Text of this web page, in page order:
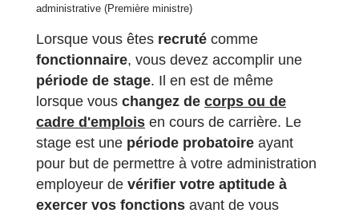
administrative (Première ministre)
Lorsque vous êtes recruté comme
fonctionnaire, vous devez accomplir une
période de stage. Il en est de même
lorsque vous changez de corps ou de
cadre d'emplois en cours de carrière. Le
stage est une période probatoire ayant
pour but de permettre à votre administration
employeur de vérifier votre aptitude à
exercer vos fonctions avant de vous